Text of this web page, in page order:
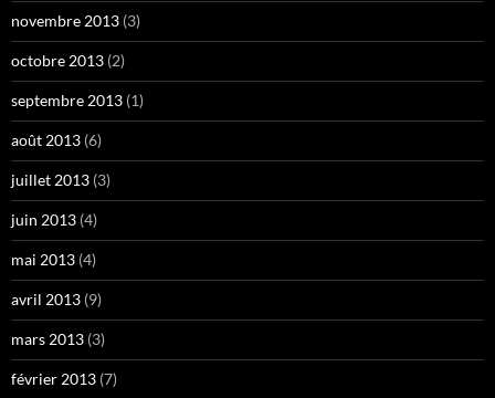
novembre 2013 (3)
octobre 2013 (2)
septembre 2013 (1)
août 2013 (6)
juillet 2013 (3)
juin 2013 (4)
mai 2013 (4)
avril 2013 (9)
mars 2013 (3)
février 2013 (7)